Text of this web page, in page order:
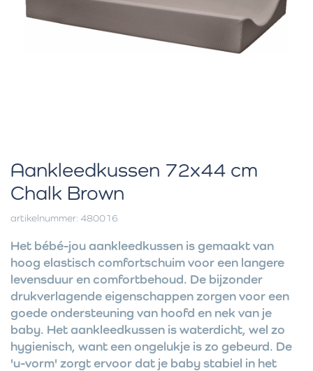
Aankleedkussen 72x44 cm
Chalk Brown
artikelnummer: 480016
Het bébé-jou aankleedkussen is gemaakt van
hoog elastisch comfortschuim voor een langere
levensduur en comfortbehoud. De bijzonder
drukverlagende eigenschappen zorgen voor een
goede ondersteuning van hoofd en nek van je
baby. Het aankleedkussen is waterdicht, wel zo
hygienisch, want een ongelukje is zo gebeurd. De
'u-vorm' zorgt ervoor dat je baby stabiel in het